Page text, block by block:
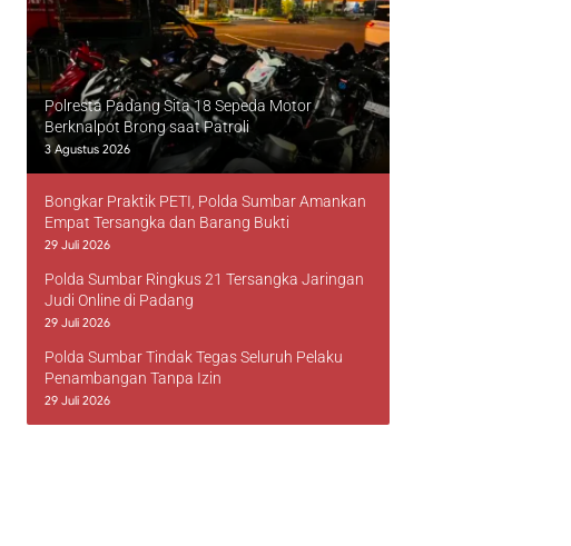
Polresta Padang Sita 18 Sepeda Motor
Berknalpot Brong saat Patroli
3 Agustus 2026
Bongkar Praktik PETI, Polda Sumbar Amankan
Empat Tersangka dan Barang Bukti
29 Juli 2026
Polda Sumbar Ringkus 21 Tersangka Jaringan
Judi Online di Padang
29 Juli 2026
Polda Sumbar Tindak Tegas Seluruh Pelaku
Penambangan Tanpa Izin
29 Juli 2026